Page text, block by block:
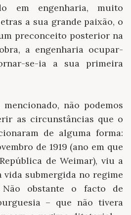
em engenharia, muito
a sua grande paixão, o
preconceito posterior na
a engenharia ocupar-
se-ia a sua primeira
não podemos
as circunstâncias que o
de alguma forma:
de 1919 (ano em que
de Weimar), viu a
submergida no regime
obstante o facto de
– que não tivera